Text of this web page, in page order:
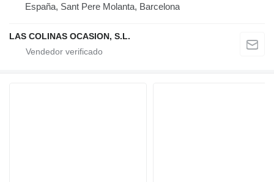
España, Sant Pere Molanta, Barcelona
LAS COLINAS OCASION, S.L.